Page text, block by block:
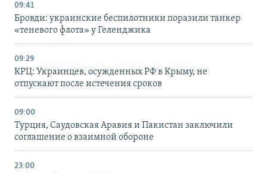
09:41
Бровди: украинские беспилотники поразили танкер
«теневого флота» у Геленджика
09:29
КРЦ: Украинцев, осужденных РФ в Крыму, не
отпускают после истечения сроков
09:00
Турция, Саудовская Аравия и Пакистан заключили
соглашение о взаимной обороне
23:00